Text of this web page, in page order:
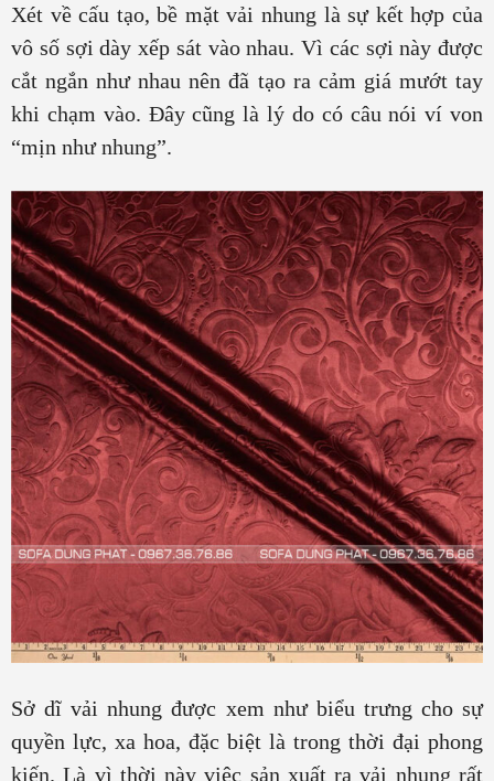
Xét về cấu tạo, bề mặt vải nhung là sự kết hợp của
vô số sợi dày xếp sát vào nhau. Vì các sợi này được
cắt ngắn như nhau nên đã tạo ra cảm giá mướt tay
khi chạm vào. Đây cũng là lý do có câu nói ví von
“mịn như nhung”.
Sở dĩ vải nhung được xem như biểu trưng cho sự
quyền lực, xa hoa, đặc biệt là trong thời đại phong
kiến. Là vì thời này việc sản xuất ra vải nhung rất